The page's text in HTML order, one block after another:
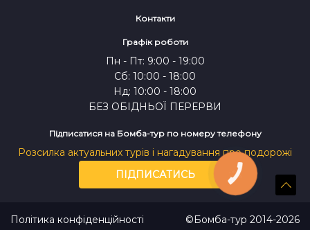
Контакти
Графік роботи
Пн - Пт: 9:00 - 19:00
Сб: 10:00 - 18:00
Нд: 10:00 - 18:00
БЕЗ ОБІДНЬОЇ ПЕРЕРВИ
Підписатися на Бомба-тур по номеру телефону
Розсилка актуальних турів і нагадування про подорожі
ПІДПИСАТИСЬ
Політика конфіденційності ©Бомба-тур 2014-2026
КНОПКА
ЗВ'ЯЗКУ